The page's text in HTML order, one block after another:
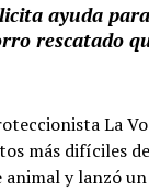
ayuda
rescatado
La
más difíciles
animal y lanzó